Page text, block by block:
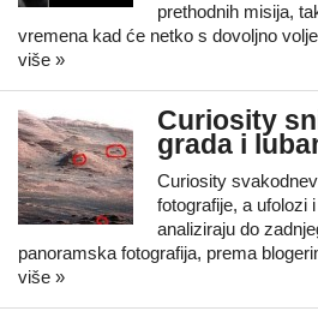
prethodnih misija,
vremena kad će netko s dovoljno
više »
Curiosity
grada i
Curiosity
fotografije, a ufolozi
analiziraju do
panoramska fotografija, prema
više »